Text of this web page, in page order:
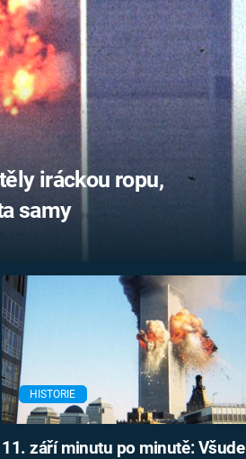
MIMOZEMŠŤANÉ
UTAJENÉ PŘÍBĚHY
ČESKÝCH DĚJIN
ALTERNATIVNÍ
HISTORIE
iráckou ropu,
samy
HISTORIE
11. září minutu po minutě: Všude